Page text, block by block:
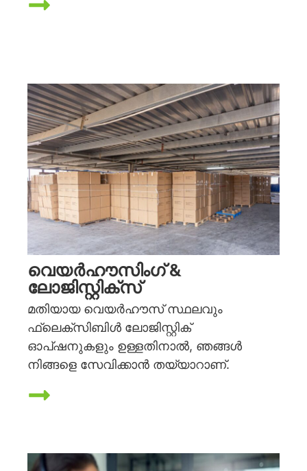
വെയർഹൗസിംഗ് &
ലോജിസ്റ്റിക്സ്
മതിയായ വെയർഹൗസ് സ്ഥലവും
ഫ്ലെക്സിബിൾ ലോജിസ്റ്റിക്
ഓപ്ഷനുകളും ഉള്ളതിനാൽ, ഞങ്ങൾ
നിങ്ങളെ സേവിക്കാൻ തയ്യാറാണ്.